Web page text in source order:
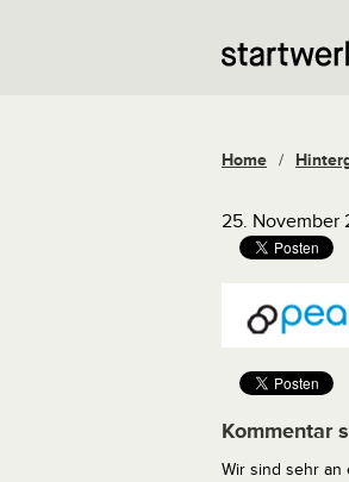
Home /
25. November
Kommentar
Wir sind sehr an